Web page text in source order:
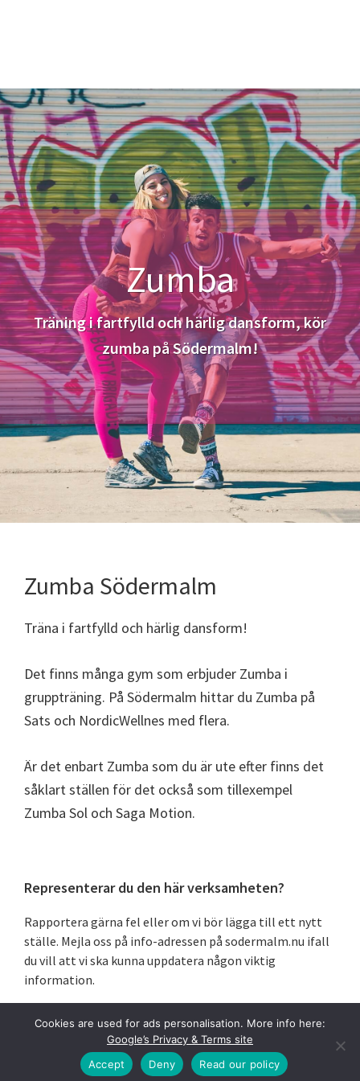
Zumba
Träning i fartfylld och härlig dansform, kör
zumba på Södermalm!
Zumba Södermalm
Träna i fartfylld och härlig dansform!
Det finns många gym som erbjuder Zumba i
gruppträning. På Södermalm hittar du Zumba på
Sats och NordicWellnes med flera.
Är det enbart Zumba som du är ute efter finns det
såklart ställen för det också som tillexempel
Zumba Sol och Saga Motion.
Primärt
sidofält
Representerar du den här verksamheten?
Rapportera gärna fel eller om vi bör lägga till ett nytt
ställe. Mejla oss på info-adressen på sodermalm.nu ifall
du vill att vi ska kunna uppdatera någon viktig
information.
Copyright © 2026 ·Södermalm
Cookies are used for ads personalisation. More info here:
Google’s Privacy & Terms site
Accept
Deny Read our policy